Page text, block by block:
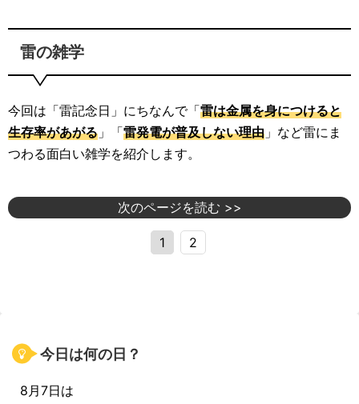
雷の雑学
今回は「雷記念日」にちなんで「雷は金属を身につけると
生存率があがる 」「雷発電が普及しない理由 」など雷にま
つわる面白い雑学を紹介します。
次のページを読む >>
1 2
今日は何の日？
8月7日は